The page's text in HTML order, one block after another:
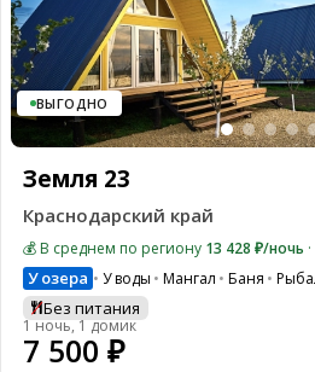
ВЫГОДНО
Земля 23
Краснодарский край
💰 В среднем по региону 13 428 ₽/ночь
У озера У воды Мангал Баня
Без питания
1 ночь, 1 домик
7 500 ₽